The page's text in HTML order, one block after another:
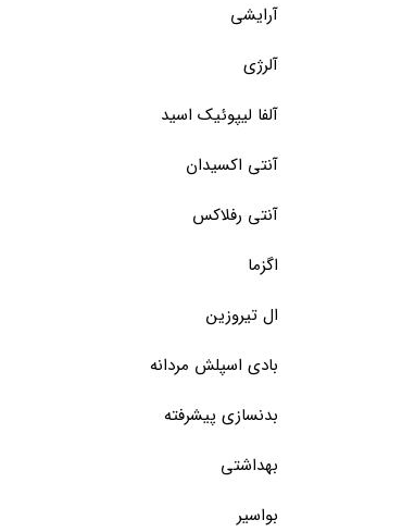
آرایشی
آلرژی
آلفا لیپوئیک اسید
آنتی اکسیدان
آنتی رفلاکس
اگزما
ال تیروزین
بادی اسپلش مردانه
بدنسازی پیشرفته
بهداشتی
بواسیر